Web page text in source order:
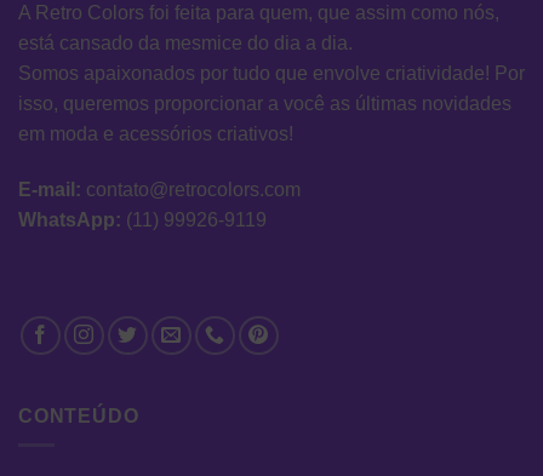
A Retro Colors foi feita para quem, que assim como nós,
está cansado da mesmice do dia a dia.
Somos apaixonados por tudo que envolve criatividade! Por
isso, queremos proporcionar a você as últimas novidades
em moda e acessórios criativos!
E-mail: contato@retrocolors.com
WhatsApp: (11) 99926-9119
CONTEÚDO